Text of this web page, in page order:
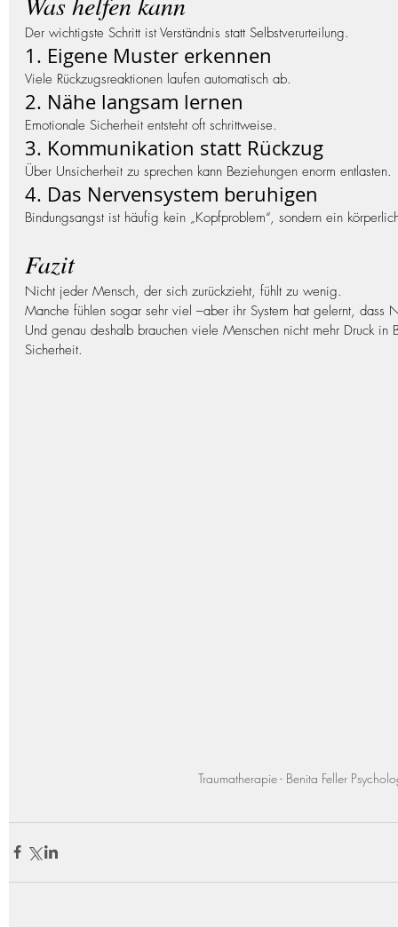
Der wichtigste Schritt ist Verständnis statt Selbstverurteilung.
1. Eigene Muster erkennen
Viele Rückzugsreaktionen laufen automatisch ab.
2. Nähe langsam lernen
Emotionale Sicherheit entsteht oft schrittweise.
3. Kommunikation statt Rückzug
Über Unsicherheit zu sprechen kann Beziehungen enorm entlasten.
4. Das Nervensystem beruhigen
Bindungsangst ist häufig kein „Kopfproblem“, sondern ein
Fazit
Nicht jeder Mensch, der sich zurückzieht, fühlt zu wenig.
Manche fühlen sogar sehr viel –aber ihr System hat gelernt, dass
Und genau deshalb brauchen viele Menschen nicht mehr Druck in
Sicherheit.
Traumatherapie - Benita Feller